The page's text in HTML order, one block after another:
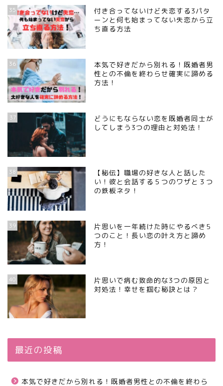
35
付き合ってないけど失恋する3パタ
ーンと何も始まってない失恋から立
ち直る方法
36
本気で好きだから別れる！既婚者男
性との不倫を終わらせ確実に諦める
方法！
37
どうにもならない恋を既婚者同士が
してしまう3つの理由と対処法！
38
【秘伝】職場の好きな人と話した
い！彼と会話する５つのワザと３つ
の鉄板ネタ！
39
片思いを一年続けた時にやるべき5
つのこと！長い恋の叶え方と諦め
方！
40
片思いで病む致命的な3つの原因と
対処法！幸せを掴む秘訣とは？
最近の投稿
本気で好きだから別れる！既婚者男性との不倫を終わら